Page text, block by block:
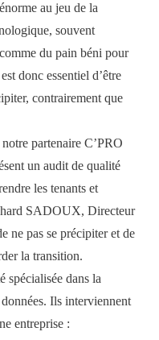
au jeu de la
souvent
du pain béni pour
donc essentiel d’être
contrairement que
partenaire C’PRO
un audit de qualité
les tenants et
SADOUX, Directeur
ne pas se précipiter et de
la transition.
spécialisée dans la
Ils interviennent
entreprise :